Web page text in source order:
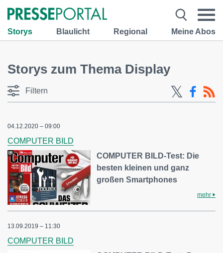
Storys Blaulicht Regional Meine Abos
Storys zum Thema Display
Filtern
04.12.2020 – 09:00
COMPUTER BILD
COMPUTER BILD-Test: Die
besten kleinen und ganz
großen Smartphones
mehr
13.09.2019 – 11:30
COMPUTER BILD